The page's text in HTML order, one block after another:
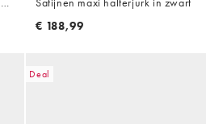
€ 188,99
Deal